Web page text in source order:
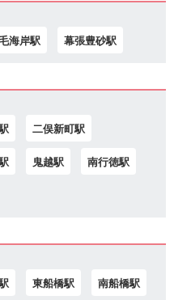
海岸駅 幕張豊砂駅
二俣新町駅
鬼越駅 南行徳駅
東船橋駅 南船橋駅